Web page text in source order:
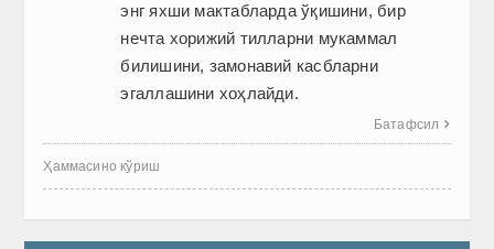
энг яхши мактабларда ўқишини, бир
нечта хорижий тилларни мукаммал
билишини, замонавий касбларни
эгаллашини хоҳлайди.
Батафсил 
Ҳаммасино кўриш